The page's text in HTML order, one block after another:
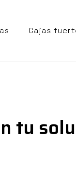
Cajas
tu